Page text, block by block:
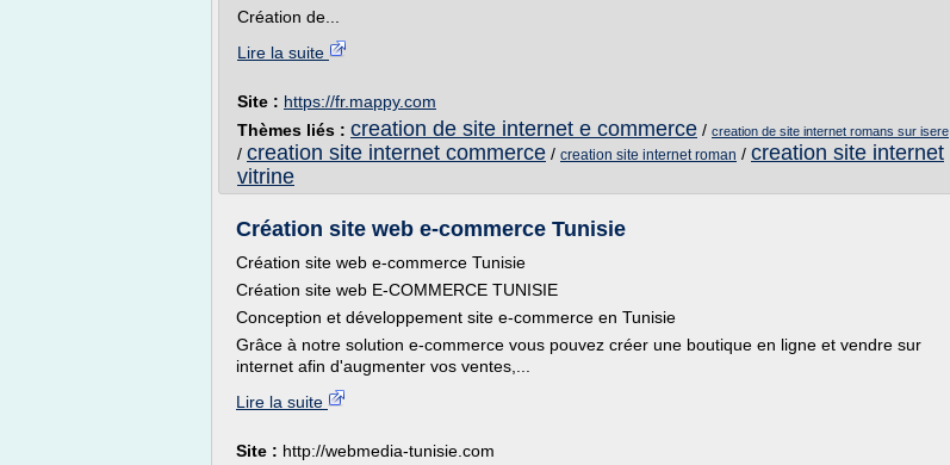
Création de...
Lire la suite
Site : https://fr.mappy.com
Thèmes liés : creation de site internet e commerce / creation de site internet romans sur isere
/ creation site internet commerce / creation site internet roman / creation site internet
vitrine
Création site web e-commerce Tunisie
Création site web e-commerce Tunisie
Création site web E-COMMERCE TUNISIE
Conception et développement site e-commerce en Tunisie
Grâce à notre solution e-commerce vous pouvez créer une boutique en ligne et vendre sur
internet afin d'augmenter vos ventes,...
Lire la suite
Site : http://webmedia-tunisie.com